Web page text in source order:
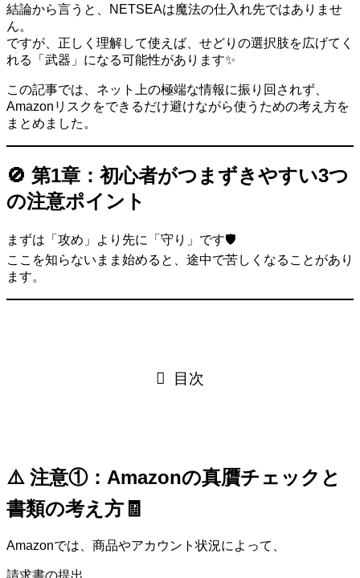
結論から言うと、NETSEAは魔法の仕入れ先ではありませ
ん。
ですが、正しく理解して使えば、せどりの選択肢を広げてく
れる「武器」になる可能性があります✨
この記事では、ネット上の極端な情報に振り回されず、
Amazonリスクをできるだけ避けながら使うための考え方を
まとめました。
🚫 第1章：初心者がつまずきやすい3つ
の注意ポイント
まずは「攻め」より先に「守り」です🛡️
ここを知らないまま始めると、途中で苦しくなることがあり
ます。
目次
⚠️ 注意①：Amazonの真贋チェックと
書類の考え方🧾
Amazonでは、商品やアカウント状況によって、